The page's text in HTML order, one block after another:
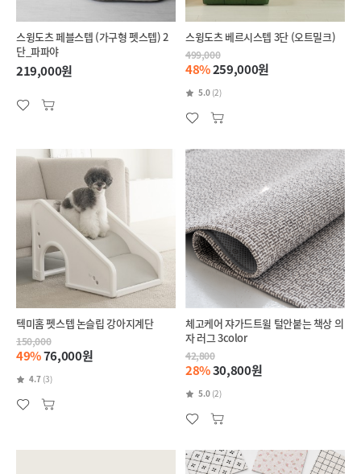
스윙도츠 페블스텝 (가구형 펫스텝) 2
단_파파야
219,000원
스윙도츠 베르시스텝 3단 (오트밀크)
499,000
48%259,000원
5.0 (2)
텍미홈 펫스텝 논슬립 강아지계단
150,000
49%76,000원
4.7 (3)
체고케어 쟈가드트윌 털안붙는 책상 의
자 러그 3color
42,800
28%30,800원
5.0 (2)